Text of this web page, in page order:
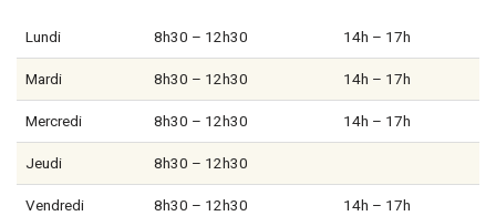
Lundi 8h30 – 12h30 14h – 17h
Mardi 8h30 – 12h30 14h – 17h
Mercredi 8h30 – 12h30 14h – 17h
Jeudi 8h30 – 12h30
Vendredi 8h30 – 12h30 14h – 17h